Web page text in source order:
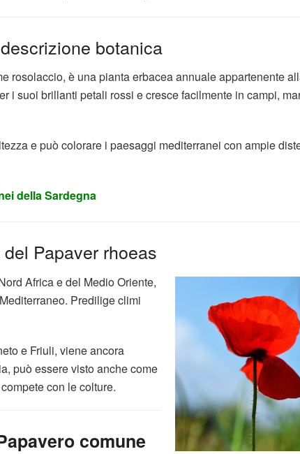
botanica
rosolaccio, è una pianta erbacea annuale appartenente
i suoi brillanti petali rossi e cresce facilmente in campi,
e può colorare i paesaggi mediterranei con ampie
della Sardegna
Papaver rhoeas
Africa e del Medio Oriente,
Predilige climi
e Friuli, viene ancora
può essere visto anche come
con le colture.
comune